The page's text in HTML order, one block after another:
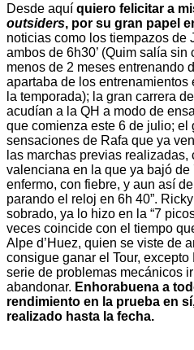
Desde aquí quiero felicitar a
outsiders, por su gran papel
noticias como los tiempazos de
ambos de 6h30’ (Quim salía
menos de 2 meses entrenando
apartaba de los entrenamientos
la temporada); la gran carrera
acudían a la QH a modo de
que comienza este 6 de julio; el
sensaciones de Rafa que ya
las marchas previas realizadas,
valenciana en la que ya bajó de
enfermo, con fiebre, y aun así
parando el reloj en 6h 40”.
sobrado, ya lo hizo en la “7
veces coincide con el tiempo
Alpe d’Huez, quien se viste de
consigue ganar el Tour,
serie de problemas mecánicos
abandonar. Enhorabuena a
rendimiento en la prueba en
realizado hasta la fecha.